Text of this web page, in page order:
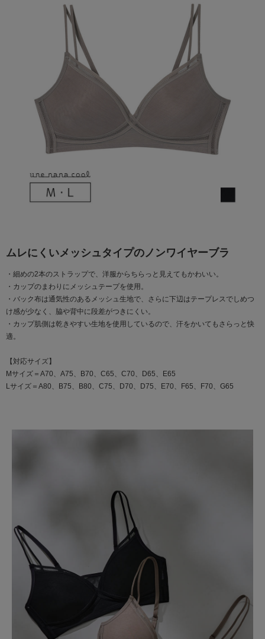
ムレにくいメッシュタイプのノンワイヤーブラ
・細めの2本のストラップで、洋服からちらっと見えてもかわいい。
・カップのまわりにメッシュテープを使用。
・バック布は通気性のあるメッシュ生地で、さらに下辺はテープレスでしめつ
け感が少なく、脇や背中に段差がつきにくい。
・カップ肌側は乾きやすい生地を使用しているので、汗をかいてもさらっと快
適。
【対応サイズ】
Mサイズ＝A70、A75、B70、C65、C70、D65、E65
Lサイズ＝A80、B75、B80、C75、D70、D75、E70、F65、F70、G65